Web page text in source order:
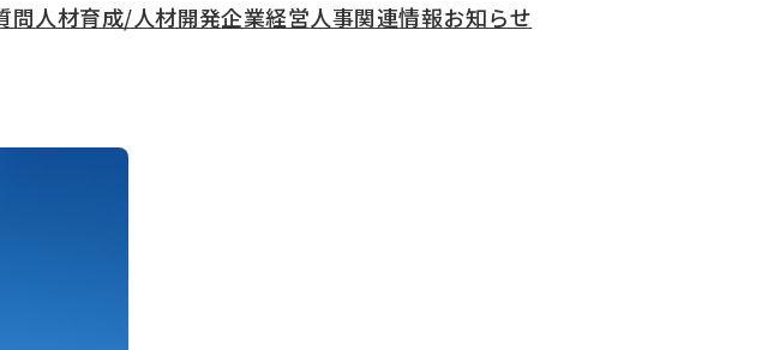
問人材育成/人材開発企業経営人事関連情報お知らせ